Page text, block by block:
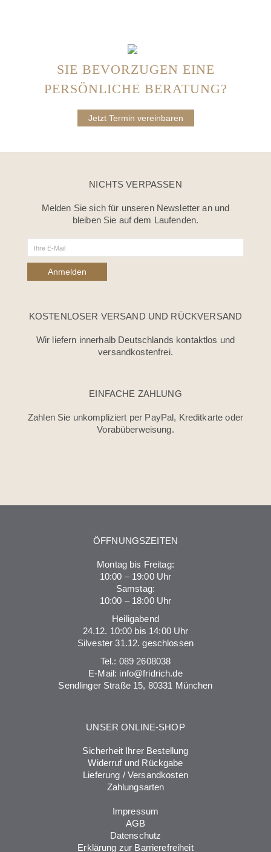
SIE BEVORZUGEN EINE
PERSÖNLICHE BERATUNG?
Jetzt Termin vereinbaren
NICHTS VERPASSEN
Melden Sie sich für unseren Newsletter an und
bleiben Sie auf dem Laufenden.
KOSTENLOSER VERSAND UND RÜCKVERSAND
Wir liefern innerhalb Deutschlands kontaktlos und
versandkostenfrei.
EINFACHE ZAHLUNG
Zahlen Sie unkompliziert per PayPal, Kreditkarte oder
Vorabüberweisung.
ÖFFNUNGSZEITEN
Montag bis Freitag:
10:00 – 19:00 Uhr
Samstag:
10:00 – 18:00 Uhr
Heiligabend
24.12. 10:00 bis 14:00 Uhr
Silvester 31.12. geschlossen
Tel.: 089 2608038
E-Mail: info@fridrich.de
Sendlinger Straße 15, 80331 München
UNSER ONLINE-SHOP
Sicherheit Ihrer Bestellung
Widerruf und Rückgabe
Lieferung / Versandkosten
Zahlungsarten
Impressum
AGB
Datenschutz
Erklärung zur Barrierefreiheit